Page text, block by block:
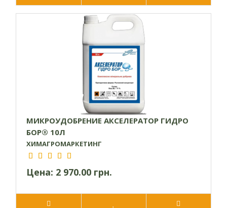
МИКРОУДОБРЕНИЕ АКСЕЛЕРАТОР ГИДРО
БОР® 10Л
ХИМАГРОМАРКЕТИНГ
Цена: 2 970.00 грн.